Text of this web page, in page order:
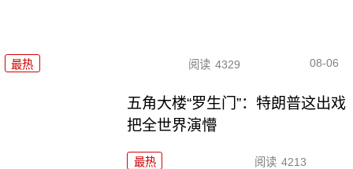
最热 阅读 4329 08-06
五角大楼“罗生门”：特朗普这出戏
把全世界演懵
最热 阅读 4213